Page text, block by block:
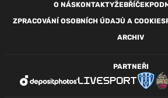
O NÁSKONTAKTYŽEBŘÍČEK
ZPRACOVÁNÍ OSOBNÍCH ÚDAJŮ A COOKIES
ARCHIV
PARTNEŘI